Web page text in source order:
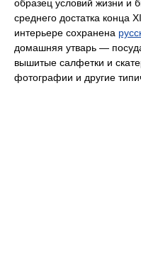
образец условий жизни и
среднего достатка конца
интерьере сохранена
домашняя утварь —
вышитые салфетки и
фотографии и другие